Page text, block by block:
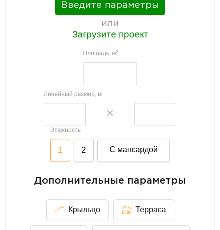
Введите параметры
или
Загрузите проект
Площадь, м2
Линейный размер, м
Этажность
1 2 С мансардой
Дополнительные параметры
Крыльцо Терраса